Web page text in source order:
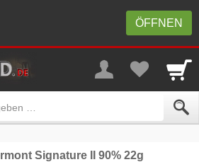
ÖFFNEN
Signature II 90% 22g